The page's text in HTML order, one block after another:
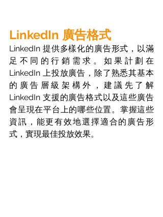
LinkedIn 廣告格式
LinkedIn 提供多樣化的廣告形式，以滿
足不同的行銷需求。如果計劃在
LinkedIn 上投放廣告，除了熟悉其基本
的廣告層級架構外，建議先了解
LinkedIn 支援的廣告格式以及這些廣告
會呈現在平台上的哪些位置。掌握這些
資訊，能更有效地選擇適合的廣告形
式，實現最佳投放效果。